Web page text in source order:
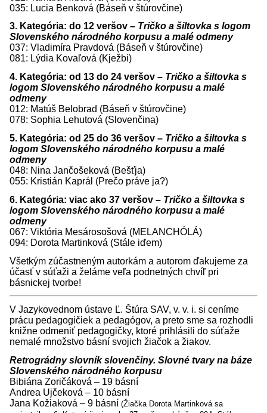
035: Lucia Benková (Báseň v štúrovčine)
3. Kategória: do 12 veršov – Tričko a šiltovka s logom
Slovenského národného korpusu a malé odmeny
037: Vladimíra Pravdová (Báseň v štúrovčine)
081: Lýdia Kovaľová (Kježbi)
4. Kategória: od 13 do 24 veršov – Tričko a šiltovka s
logom Slovenského národného korpusu a malé
odmeny
012: Matúš Belobrad (Báseň v štúrovčine)
078: Sophia Lehutová (Slovenčina)
5. Kategória: od 25 do 36 veršov – Tričko a šiltovka s
logom Slovenského národného korpusu a malé
odmeny
048: Nina Jančošeková (Bešťja)
055: Kristián Kaprál (Prečo práve ja?)
6. Kategória: viac ako 37 veršov – Tričko a šiltovka s
logom Slovenského národného korpusu a malé
odmeny
067: Viktória Mesárosošová (MELANCHÓLÁ)
094: Dorota Martinková (Stále iďem)
Všetkým zúčastneným autorkám a autorom ďakujeme za
účasť v súťaži a želáme veľa podnetných chvíľ pri
básnickej tvorbe!
V Jazykovednom ústave Ľ. Štúra SAV, v. v. i. si ceníme
prácu pedagogičiek a pedagógov, a preto sme sa rozhodli
knižne odmeniť pedagogičky, ktoré prihlásili do súťaže
nemalé množstvo básní svojich žiačok a žiakov.
Retrográdny slovník slovenčiny. Slovné tvary na báze
Slovenského národného korpusu
Bibiána Zoričáková – 19 básní
Andrea Ujčeková – 10 básní
Jana Kožiaková – 9 básní (Žiačka Dorota Martinková sa